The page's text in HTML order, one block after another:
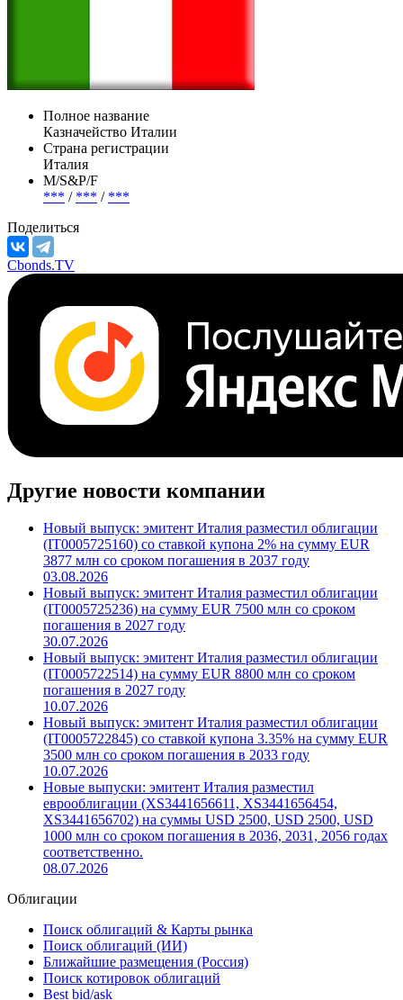
Полное название
Казначейство Италии
Страна регистрации
Италия
М/S&P/F
*** / *** / ***
Поделиться
Cbonds.TV
Другие новости компании
Новый выпуск: эмитент Италия разместил облигации
(IT0005725160) со ставкой купона 2% на сумму EUR
3877 млн со сроком погашения в 2037 году
03.08.2026
Новый выпуск: эмитент Италия разместил облигации
(IT0005725236) на сумму EUR 7500 млн со сроком
погашения в 2027 году
30.07.2026
Новый выпуск: эмитент Италия разместил облигации
(IT0005722514) на сумму EUR 8800 млн со сроком
погашения в 2027 году
10.07.2026
Новый выпуск: эмитент Италия разместил облигации
(IT0005722845) со ставкой купона 3.35% на сумму EUR
3500 млн со сроком погашения в 2033 году
10.07.2026
Новые выпуски: эмитент Италия разместил
еврооблигации (XS3441656611, XS3441656454,
XS3441656702) на суммы USD 2500, USD 2500, USD
1000 млн со сроком погашения в 2036, 2031, 2056 годах
соответственно.
08.07.2026
Облигации
Поиск облигаций & Карты рынка
Поиск облигаций (ИИ)
Ближайшие размещения (Россия)
Поиск котировок облигаций
Best bid/ask